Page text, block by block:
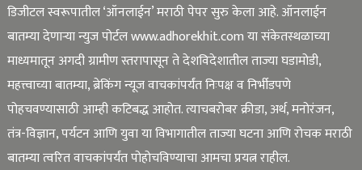
डिजीटल स्वरूपातील ‘ऑनलाईन’ मराठी पेपर सुरु केला आहे. ऑनलाईन
बातम्या देणाऱ्या न्युज पोर्टल www.adhorekhit.com या संकेतस्थळाच्या
माध्यमातून अगदी ग्रामीण स्तरापासून ते देशविदेशातील ताज्या घडामोडी,
महत्त्वाच्या बातम्या, ब्रेकिंग न्यूज वाचकांपर्यंत निःपक्ष व निर्भीडपणे
पोहचवण्यासाठी आम्ही कटिबद्ध आहोत. त्याचबरोबर क्रीडा, अर्थ, मनोरंजन,
तंत्र-विज्ञान, पर्यटन आणि युवा या विभागातील ताज्या घटना आणि रोचक मराठी
बातम्या त्वरित वाचकांपर्यंत पोहोचविण्याचा आमचा प्रयत्न राहील.